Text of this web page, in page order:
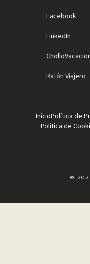
Facebook
LinkedIn
Ratón Viajero
InicioPolítica de
Política de
©